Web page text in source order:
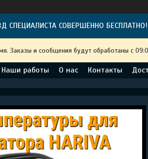
СПЕЦИАЛИСТА СОВЕРШЕННО БЕСПЛАТНО!
Заказы и сообщения будут обработаны с
Наши работы О нас Контакты